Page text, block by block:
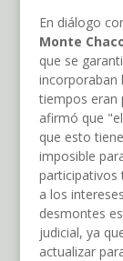
En diálogo
Monte
que se
incorporaban
tiempos eran
afirmó que
que esto
imposible
participativos
a los
desmontes
judicial, ya
actualizar